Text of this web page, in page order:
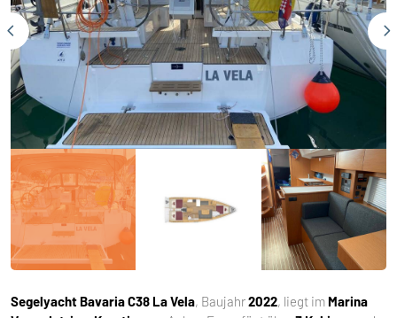
Segelyacht Bavaria C38 La Vela, Baujahr2022, liegt im Marina